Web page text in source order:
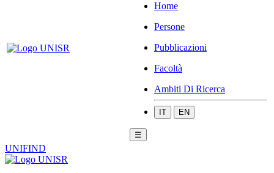
Home
Persone
Pubblicazioni
Facoltà
Ambiti Di Ricerca
IT EN
☰
UNIFIND